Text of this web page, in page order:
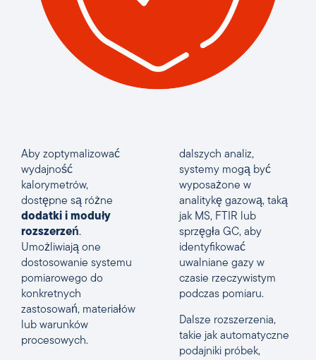
Aby zoptymalizować
wydajność
kalorymetrów,
dostępne są różne
dodatki i moduły
rozszerzeń.
Umożliwiają one
dostosowanie systemu
pomiarowego do
konkretnych
zastosowań, materiałów
lub warunków
procesowych.
dalszych analiz,
systemy mogą być
wyposażone w
analitykę gazową, taką
jak MS, FTIR lub
sprzęgła GC, aby
identyfikować
uwalniane gazy w
czasie rzeczywistym
podczas pomiaru.
Dalsze rozszerzenia,
takie jak automatyczne
podajniki próbek,